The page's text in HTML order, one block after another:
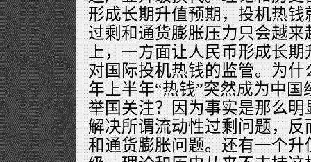
形成长期升值预期，投机热
过剩和通货膨胀压力只会越
上，一方面让人民币形成长
对国际投机热钱的监管。为什
年上半年“热钱”突然成为中
举国关注？因为事实是那么
解决所谓流动性过剩问题，
和通货膨胀问题。还有一个